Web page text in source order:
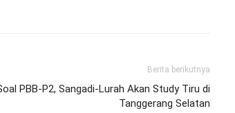
Berita berikutnya
PBB-P2, Sangadi-Lurah Akan Study Tiru di
Tanggerang Selatan